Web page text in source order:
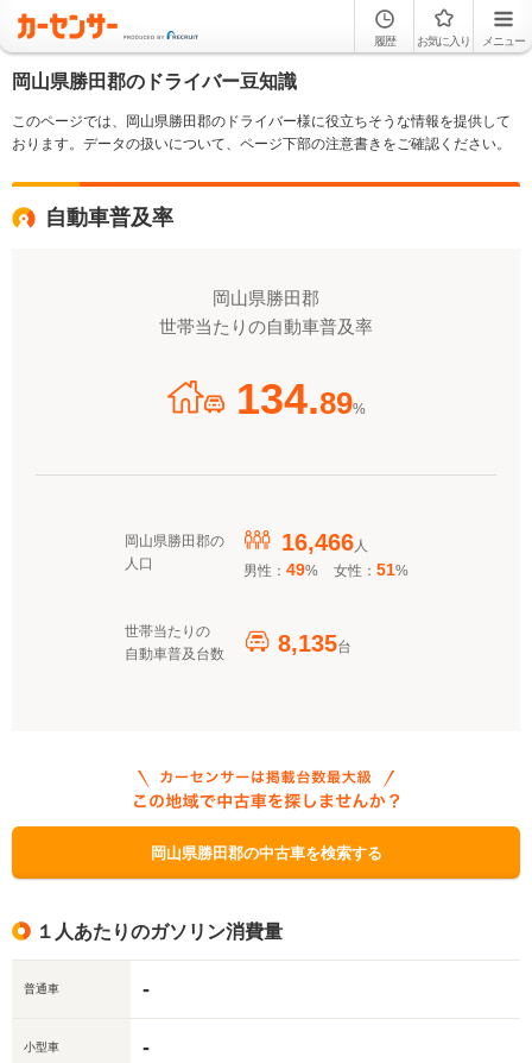
履歴 お気に入り メニュー
岡山県勝田郡のドライバー豆知識
このページでは、岡山県勝田郡のドライバー様に役立ちそうな情報を提供して
おります。データの扱いについて、ページ下部の注意書きをご確認ください。
自動車普及率
岡山県勝田郡
世帯当たりの自動車普及率
134.89%
岡山県勝田郡の
人口
16,466人
男性： 49% 女性： 51%
世帯当たりの
自動車普及台数
8,135台
岡山県勝田郡の中古車を検索する
１人あたりのガソリン消費量
普通車 -
小型車 -